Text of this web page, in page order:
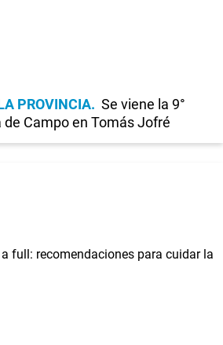
PROVINCIA
Se viene la 9°
de Campo en Tomás Jofré